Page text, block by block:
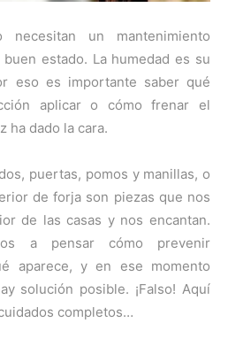
un mantenimiento
estado. La humedad es su
eso es importante saber qué
aplicar o cómo frenar el
ha dado la cara.
puertas, pomos y manillas, o
de forja son piezas que nos
de las casas y nos encantan.
a pensar cómo prevenir
aparece, y en ese momento
solución posible. ¡Falso! Aquí
completos…